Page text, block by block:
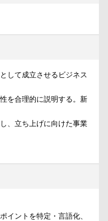
して成立させるビジネス
を合理的に説明する。新
、立ち上げに向けた事業
イントを特定・言語化、